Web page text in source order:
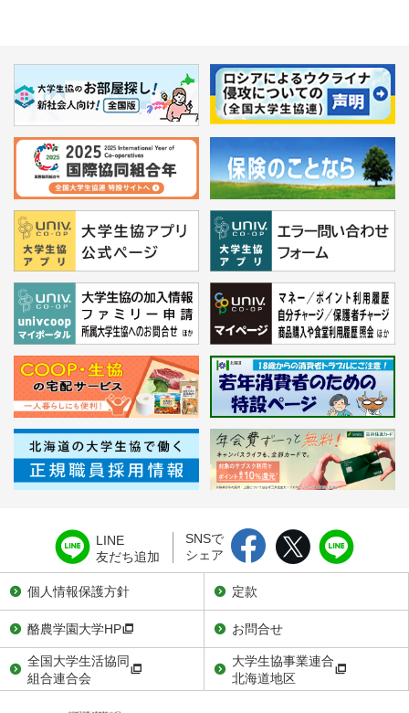
LINE
友だち追加
SNSで
シェア
個人情報保護方針
定款
酪農学園大学HP
お問合せ
全国大学生活協同
組合連合会
大学生協事業連合
北海道地区